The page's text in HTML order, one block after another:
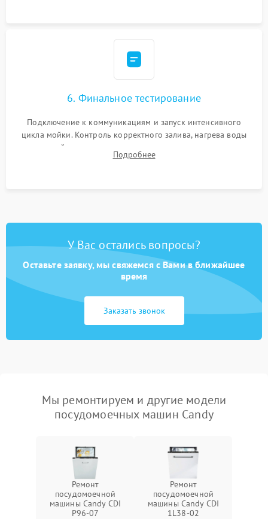
6. Финальное тестирование
Подключение к коммуникациям и запуск интенсивного
цикла мойки. Контроль корректного залива, нагрева воды
до нужной температуры, отсутствия посторонних шумов,
штатного слива и абсолютной сухости в поддоне.
Подробнее
У Вас остались вопросы?
Оставьте заявку, мы свяжемся с Вами в ближайшее
время
Заказать звонок
Мы ремонтируем и другие модели
посудомоечных машин Candy
Ремонт
посудомоечной
машины Candy CDI
P96-07
Ремонт
посудомоечной
машины Candy CDI
1L38-02